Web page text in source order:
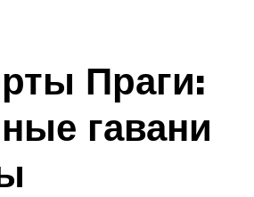
Праги:
гавани